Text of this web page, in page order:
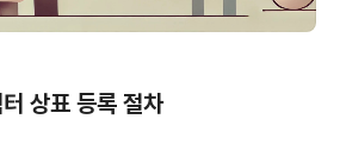
상표 등록 절차